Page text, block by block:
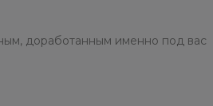
доработанным именно под вас